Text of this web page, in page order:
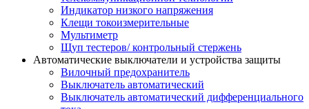
Индикатор низкого напряжения
Клещи токоизмерительные
Мультиметр
Щуп тестеров/ контрольный стержень
Автоматические выключатели и устройства защиты
Вилочный предохранитель
Выключатель автоматический
Выключатель автоматический дифференциального